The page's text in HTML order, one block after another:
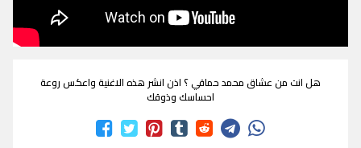
هل انت من عشاق محمد حماقي ؟ اذن انشر هذه الاغنية واعكس روعة
احساسك وذوقك